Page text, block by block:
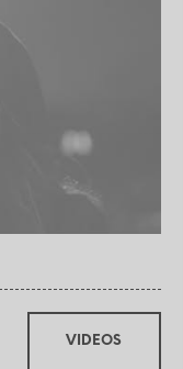
VIDEOS